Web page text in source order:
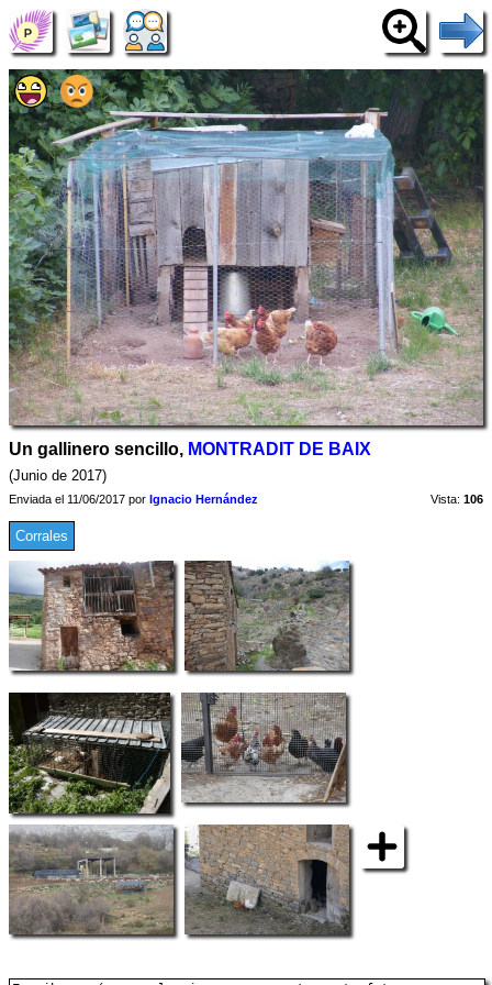
Un gallinero sencillo, MONTRADIT DE BAIX
(Junio de 2017)
Enviada el 11/06/2017 por Ignacio Hernández Vista: 106
Corrales